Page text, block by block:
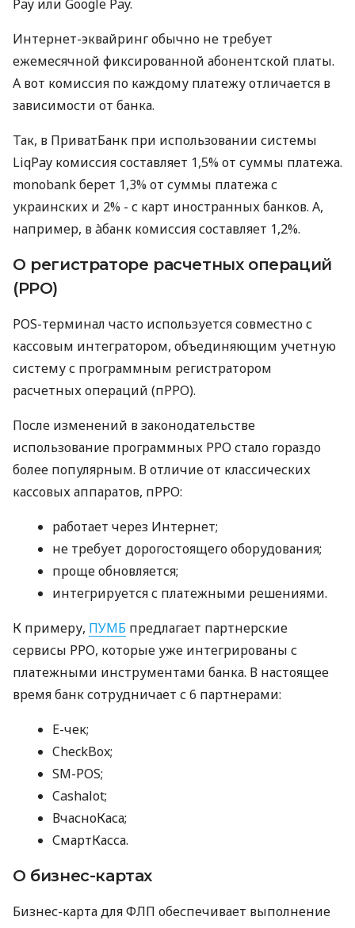
Pay или Google Pay.
Интернет-эквайринг обычно не требует
ежемесячной фиксированной абонентской платы.
А вот комиссия по каждому платежу отличается в
зависимости от банка.
Так, в ПриватБанк при использовании системы
LiqPay комиссия составляет 1,5% от суммы платежа.
monobank берет 1,3% от суммы платежа с
украинских и 2% - с карт иностранных банков. А,
например, в àбанк комиссия составляет 1,2%.
О регистраторе расчетных операций
(РРО)
POS-терминал часто используется совместно с
кассовым интегратором, объединяющим учетную
систему с программным регистратором
расчетных операций (пРРО).
После изменений в законодательстве
использование программных РРО стало гораздо
более популярным. В отличие от классических
кассовых аппаратов, пРРО:
работает через Интернет;
не требует дорогостоящего оборудования;
проще обновляется;
интегрируется с платежными решениями.
К примеру, ПУМБ предлагает партнерские
сервисы РРО, которые уже интегрированы с
платежными инструментами банка. В настоящее
время банк сотрудничает с 6 партнерами:
E-чек;
CheckBox;
SM-POS;
Cashalot;
ВчасноКаса;
СмартКасса.
О бизнес-картах
Бизнес-карта для ФЛП обеспечивает выполнение